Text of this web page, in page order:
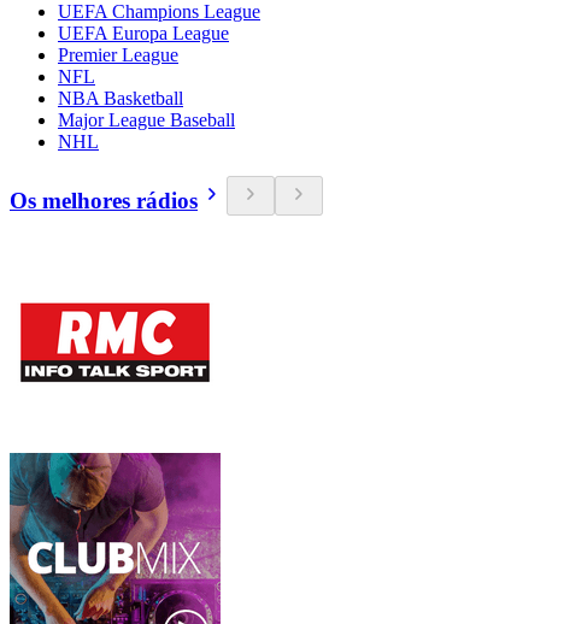
UEFA Champions League
UEFA Europa League
Premier League
NFL
NBA Basketball
Major League Baseball
NHL
Os melhores rádios